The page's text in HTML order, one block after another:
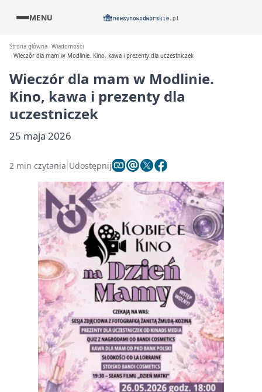
MENU
Strona główna Wiadomości
Wieczór dla mam w Modlinie. Kino, kawa i prezenty dla uczestniczek
Wieczór dla mam w Modlinie.
Kino, kawa i prezenty dla
uczestniczek
25 maja 2026
2 min czytania Udostępnij